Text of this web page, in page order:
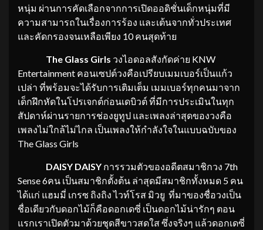
หนุ่ม ผ่านการคัดเลือกจากการเปิดออดิชั่นเด็กหนุ่มที่มี
ความสามารถในเรื่องการร้อง และเต้นจากทั่วประเทศ
และคัดกรองจนเหลือเพียง 10 คนสุดท้าย
The Glass Girls วงไอดอลสังกัดค่าย KNW
Entertainment คอนเซปต์วงคือเปรียบเมมเบอร์เป็นแก้ว
เปล่า ที่พร้อมจะได้รับการเติมเต็ม เมมเบอร์ทุกคนมาจาก
เด็กฝึกหัดในโปรเจกต์ก่อนเดบิวต์ ที่มีการประเมินในทุก
สัปดาห์ผ่านรายการช่องยูทูป และเพลงล่าสุดของวงคือ
เพลงไม่ใกล้ไม่ไกล เป็นเพลงให้กำลังใจในแบบฉบับของ
The Glass Girls
DAISY DAISY การรวมตัวของอดีตสมาชิกวง 7th
Sense 6คน เป็นสมาชิกตั้งต้น ล่าสุดมีสมาชิกทั้งหมด 5 คน
ได้แก่ แฮมมี่ เกรซ ถิงถิง ไวท์โรส มิวยู ที่มาของชื่อวงเป็น
ชื่อเดียวกับดอกไม้ก็คือดอกเดซี่ เป็นดอกไม้น่ารักๆ ตอน
แรกเราเปิดตัวมาด้วยชุดสีขาวสดใส ซึ่งจริงๆ แล้วดอกเดซี่